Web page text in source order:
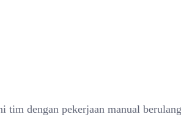
tim dengan pekerjaan manual